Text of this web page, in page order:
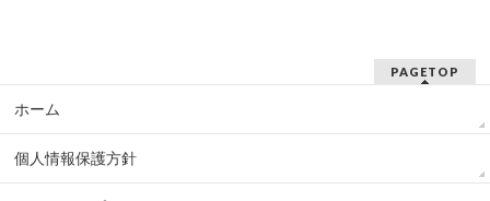
PAGETOP
ホーム
個人情報保護方針